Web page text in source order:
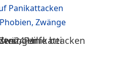
Panikattacken
Zwänge